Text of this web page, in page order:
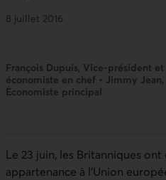
8 juillet 2016
François Dupuis, Vice-président et
économiste en chef • Jimmy Jean,
Économiste principal
Le 23 juin, les Britanniques
appartenance à l’Union